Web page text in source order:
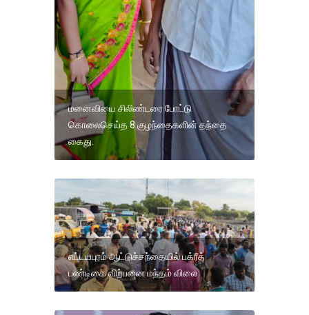
மனைவியை சிலிண்டரை போட்டு
கொலைசெய்த 8 குழந்தைகளின் தந்தை
கைது.
எட்டயபுரம் ஆட்டுச்சந்தையில் பக்ரீத்
பண்டிகை விற்பனை மந்தம் விலை